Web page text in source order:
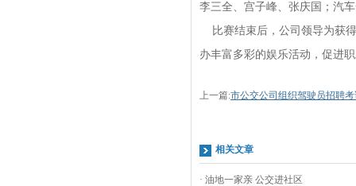
李三全、宫子峰、张庆国；汽
比赛结束后，公司领导为获
办丰富多彩的娱乐活动，促进
上一篇:市公交公司组织驾驶员招聘
相关文章
· 油地一家亲 公交进社区